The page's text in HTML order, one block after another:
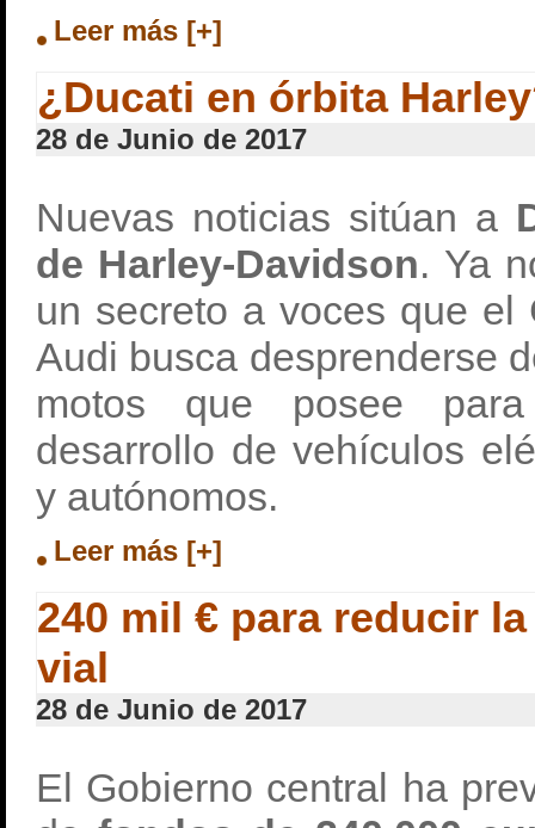
Leer más [+]
¿Ducati en órbita
28 de Junio de 2017
Nuevas noticias sitúan a
de Harley-Davidson. Ya
un secreto a voces que el
Audi busca desprenderse
motos que posee
desarrollo de vehículos
y autónomos.
Leer más [+]
240 mil € para reducir
vial
28 de Junio de 2017
El Gobierno central ha